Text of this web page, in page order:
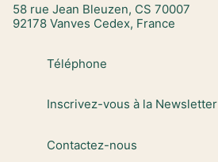
58 rue Jean Bleuzen, CS 70007
92178 Vanves Cedex, France
Téléphone
Inscrivez-vous à la Newsletter
Contactez-nous